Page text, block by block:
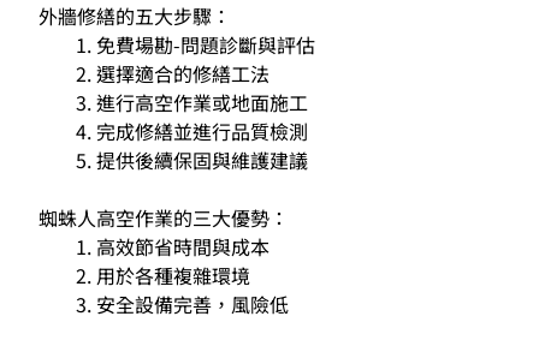
外牆修繕的五大步驟：
免費場勘-問題診斷與評估
選擇適合的修繕工法
進行高空作業或地面施工
完成修繕並進行品質檢測
提供後續保固與維護建議
蜘蛛人高空作業的三大優勢：
高效節省時間與成本
用於各種複雜環境
安全設備完善，風險低